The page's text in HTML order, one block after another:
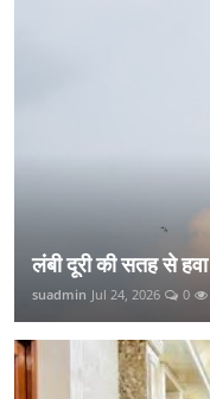
लंबी दूरी की सतह से
suadmin Jul 24, 2026 0